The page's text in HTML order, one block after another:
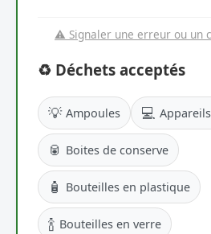
⚠️ Signaler une erreur ou un
♻️ Déchets acceptés
💡 Ampoules 💻
🥫 Boites de conserve
🧴 Bouteilles en plastique
🍾 Bouteilles en verre